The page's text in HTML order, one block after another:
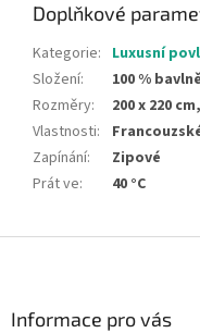
Doplňkové
Kategorie: Luxusní
Složení:
100 %
Rozměry:
200 x 220
Vlastnosti:
Zapínání:
Zipové
Prát ve: 40 °C
Informace pro vás